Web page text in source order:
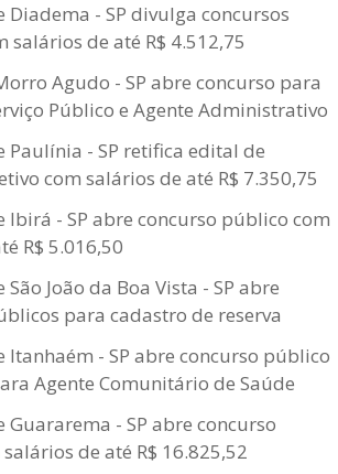
Diadema - SP divulga concursos
salários de até R$ 4.512,75
Agudo - SP abre concurso para
Público e Agente Administrativo
Paulínia - SP retifica edital de
com salários de até R$ 7.350,75
Ibirá - SP abre concurso público com
R$ 5.016,50
João da Boa Vista - SP abre
para cadastro de reserva
Itanhaém - SP abre concurso público
Agente Comunitário de Saúde
Guararema - SP abre concurso
de até R$ 16.825,52